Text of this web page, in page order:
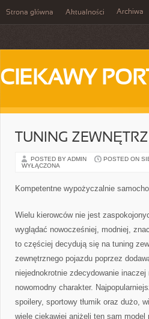
Strona główna Aktualności Archiwa
CIEKAWY
TUNING
POSTED BY ADMIN POSTED ON
WYŁĄCZONA
Kompetentne wypożyczalnie
Wielu kierowców nie jest
wyglądać nowocześniej, modniej,
to częściej decydują się na tuning
zewnętrznego pojazdu poprzez
niejednokrotnie zdecydowanie
nowomodny charakter.
spoilery, sportowy tłumik oraz dużo,
wiele ciekawiej aniżeli ten sam